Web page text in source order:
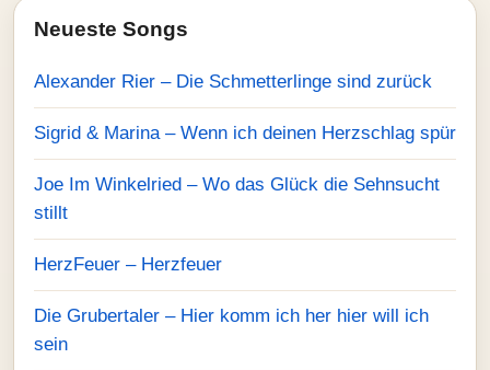
Neueste Songs
Alexander Rier – Die Schmetterlinge sind zurück
Sigrid & Marina – Wenn ich deinen Herzschlag spür
Joe Im Winkelried – Wo das Glück die Sehnsucht
stillt
HerzFeuer – Herzfeuer
Die Grubertaler – Hier komm ich her hier will ich
sein